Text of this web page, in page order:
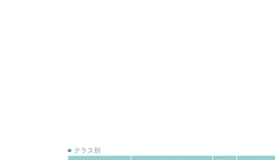
■ クラス別